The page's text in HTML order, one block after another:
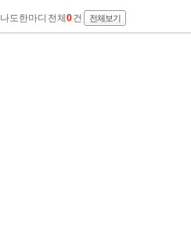
나도한마디 전체 0건 전체보기